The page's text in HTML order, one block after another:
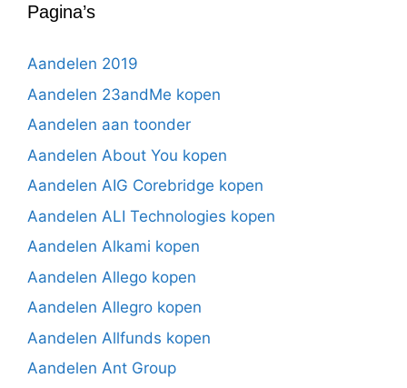
Pagina’s
Aandelen 2019
Aandelen 23andMe kopen
Aandelen aan toonder
Aandelen About You kopen
Aandelen AIG Corebridge kopen
Aandelen ALI Technologies kopen
Aandelen Alkami kopen
Aandelen Allego kopen
Aandelen Allegro kopen
Aandelen Allfunds kopen
Aandelen Ant Group